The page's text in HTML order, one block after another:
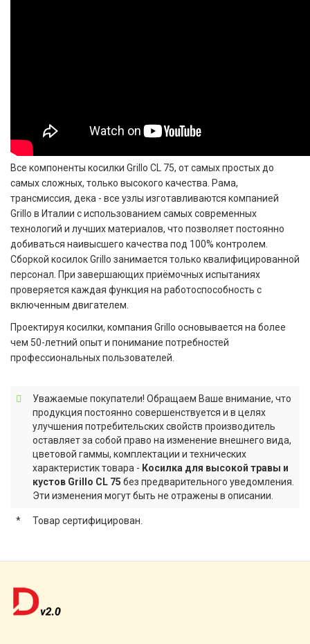
Все компоненты косилки Grillo CL 75, от самых простых до
самых сложных, только высокого качества. Рама,
трансмиссия, дека - все узлы изготавливаются компанией
Grillo в Италии с использованием самых современных
технологий и лучших материалов, что позволяет постоянно
добиваться наивысшего качества под 100% контролем.
Сборкой косилок Grillo занимается только квалифицированной
персонал. При завершающих приёмочных испытаниях
проверяется каждая функция на работоспособность с
включенным двигателем.
Проектируя косилки, компания Grillo основывается на более
чем 50-летний опыт и понимание потребностей
профессиональных пользователей.
Уважаемые покупатели! Обращаем Ваше внимание, что
продукция постоянно совершенствуется и в целях
улучшения потребительских свойств производитель
оставляет за собой право на изменение внешнего вида,
цветовой гаммы, комплектации и технических
характеристик товара - Косилка для высокой травы и
кустов Grillo CL 75 без предварительного уведомления.
Эти изменения могут быть не отражены в описании.
* Товар сертифицирован.